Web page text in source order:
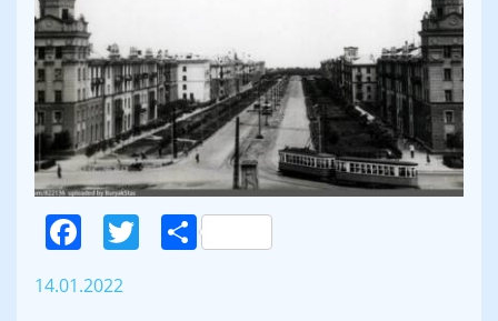
Facebook
Twitter
Поділитися
14.01.2022